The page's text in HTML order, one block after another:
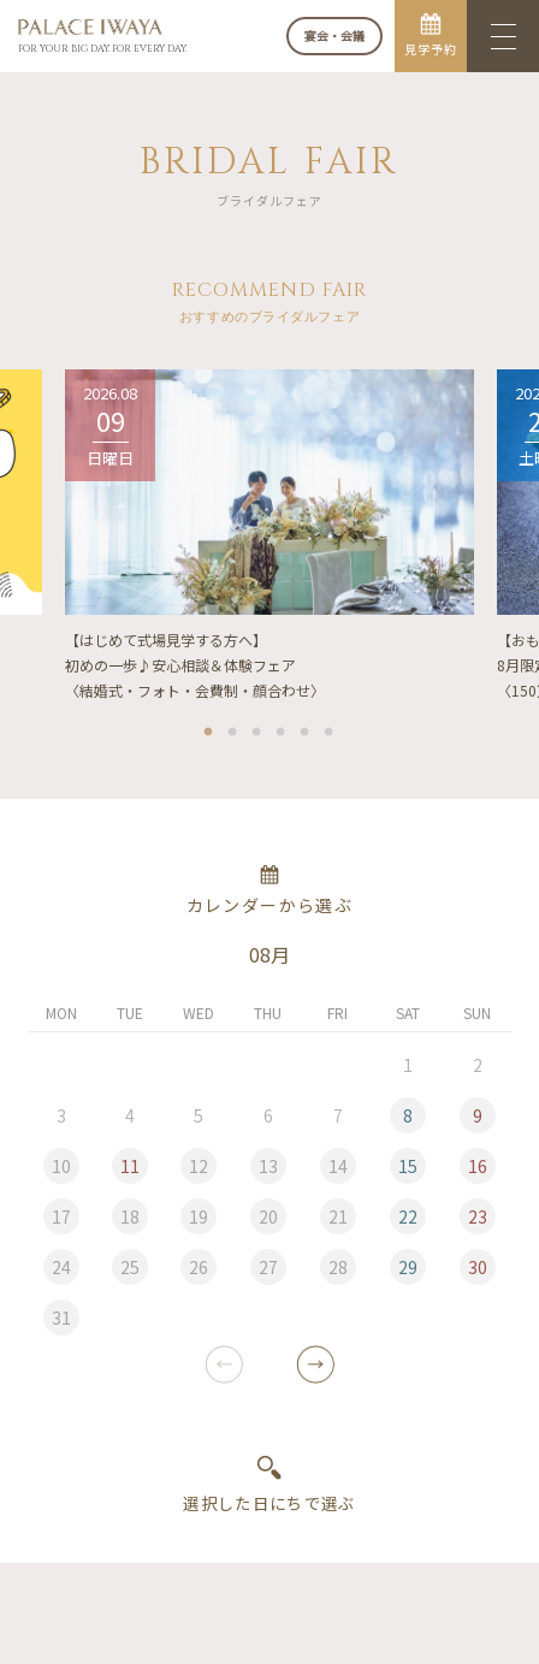
FOR YOUR BIG DAY. FOR EVERY DAY.
宴会・会議
見学予約
BRIDAL FAIR
ブライダルフェア
RECOMMEND FAIR
おすすめのブライダルフェア
2026.08
09
日曜日
【はじめて式場見学する方へ】
初めの一歩♪安心相談＆体験フェア
〈結婚式・フォト・会費制・顔合わせ〉
土
【お
8月限
〈
カレンダーから選ぶ
08月
MON TUE WED THU FRI SAT SUN
1 2
3 4 5 6 7 8 9
10 11 12 13 14 15 16
17 18 19 20 21 22 23
24 25 26 27 28 29 30
31